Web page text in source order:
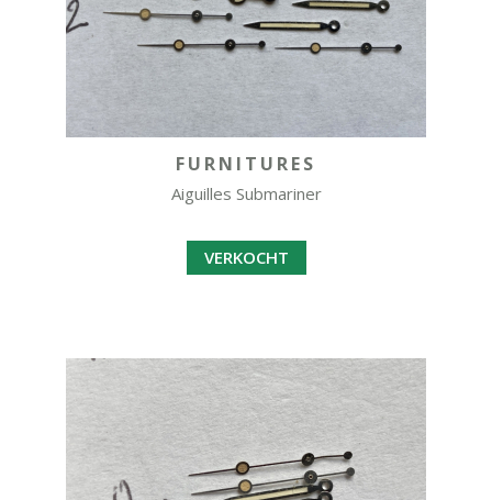
FURNITURES
Aiguilles Submariner
VERKOCHT